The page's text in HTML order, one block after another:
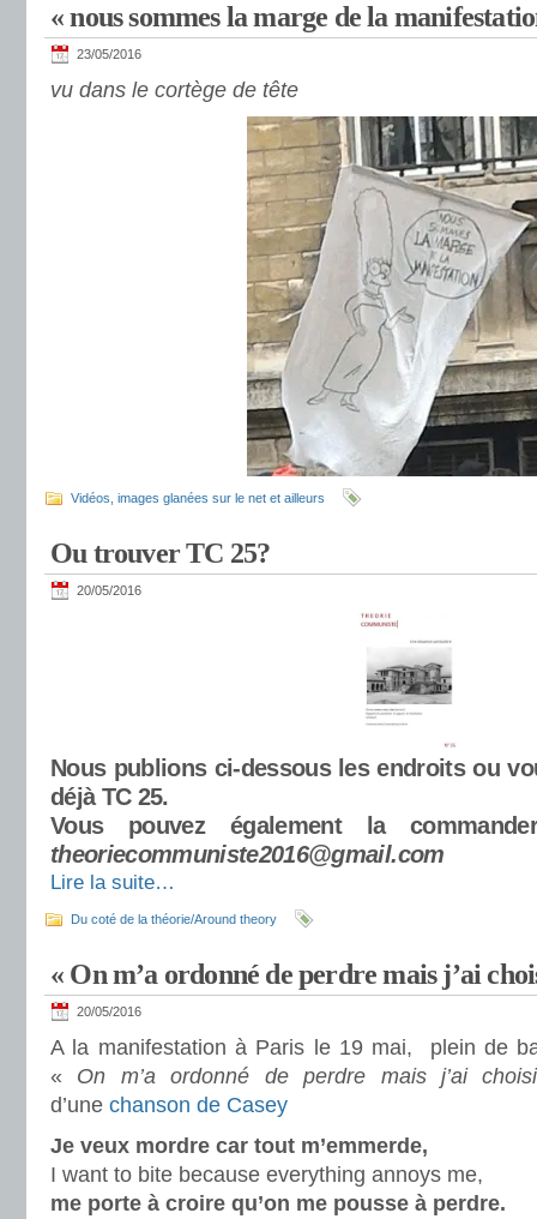
« nous sommes la marge de la
23/05/2016
vu dans le cortège de tête
Vidéos, images glanées sur le net et ailleurs
Ou trouver TC 25?
20/05/2016
Nous publions ci-dessous les endroits ou
déjà TC 25.
Vous pouvez également la
theoriecommuniste2016@gmail.com
Lire la suite…
Du coté de la théorie/Around theory
« On m’a ordonné de perdre mais j’ai
20/05/2016
A la manifestation à Paris le 19 mai, plein de
« On m’a ordonné de perdre mais j’ai
d’une chanson de Casey
Je veux mordre car tout m’emmerde,
I want to bite because everything annoys me,
me porte à croire qu’on me pousse à perdre.